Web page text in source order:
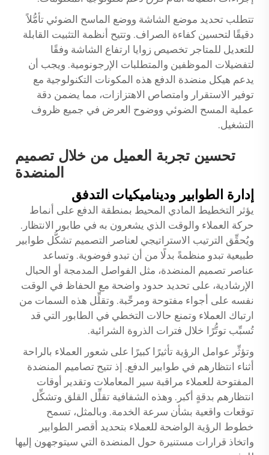
تتطلب تحديد موضع الشاشة ووضع الماسح الضوئي تأمُّلاً
دقيقًا لتحسين كفاءة الصراف. وتتيح أنظمة التثبيت القابلة
للتعديل للمتاجر تخصيص زوايا ارتفاع الشاشة وفقًا
لتفضيلات الموظفين والمتطلبات الإرجونومية. ويجب أن
يدعم هيكل منضدة الدفع هذه المكونات التكنولوجية مع
توفير الاستقرار وامتصاص الاهتزازات، مما يضمن دقة
عملية المسح الضوئي ووضوح العرض في جميع ظروف
التشغيل.
تحسين تجربة العميل من خلال تصميم
المنضدة
إدارة الطوابير وديناميكيات التدفق
يؤثر التخطيط المادي المحيط بمنطقة الدفع على أنماط
حركة العملاء والوقت الذي يشعرون به في طابور الانتظار.
ويُحقِّق الترتيب الاستراتيجي لعناصر التصميم تشكُّل طوابير
طبيعية تبدو منظمةً بدلًا من أن تبدو فوضوية. وتساعد
عناصر تصميم المنضدة، مثل الفواصل المدمجة أو الحبال
الإرشادية، على تحديد حدود واضحة مع الحفاظ في الوقت
نفسه على أجواء مفتوحة ومرحِّبة. وتقلِّل هذه السمات من
ارتباك العملاء وتمنع حالات التخطي في الطابور التي قد
تُسبِّب توتُّرًا خلال فترات الذروة الشرائية.
وتؤثِّر عوامل الرؤية تأثيرًا كبيرًا على شعور العملاء بالراحة
أثناء انتظارهم في طوابير الدفع. إذ تتيح تصاميم المنضدة
المفتوحة للعملاء مراقبة سير المعاملات وتقدير أوقات
انتظارهم بدقةٍ أكبر. وهذه الشفافية تقلِّل القلق وتشكِّل
توقعات واقعية بشأن سرعة الخدمة. وبالمثل، تسمح
خطوط الرؤية الواضحة للعملاء بتحديد أقصر الطوابير
واتخاذ قرارات مستنيرة حول المنضدة التي سيتوجهون إليها